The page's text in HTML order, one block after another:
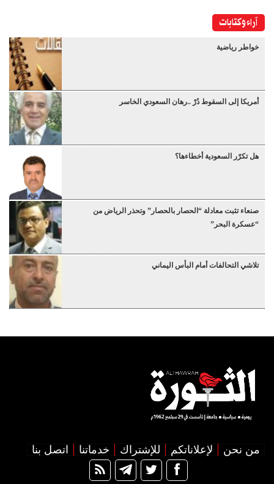
آراء وكتابات
خواطر رياضية
أمريكا إلى السقوط دُرْ ..رهان السعودي الخاسر
هل تكرّر السعودية أخطاءها؟
صنعاء تثبت معادلة “الحصار بالحصار” وتحذر الرياض من
“عسكرة البحر”
تلاشي التحالفات أمام البأس اليماني
من نحن لإعلاناتكم للإشتراك خدماتنا اتصل بنا